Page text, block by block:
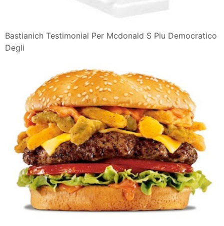
Bastianich Testimonial Per Mcdonald S Piu Democratico
Degli